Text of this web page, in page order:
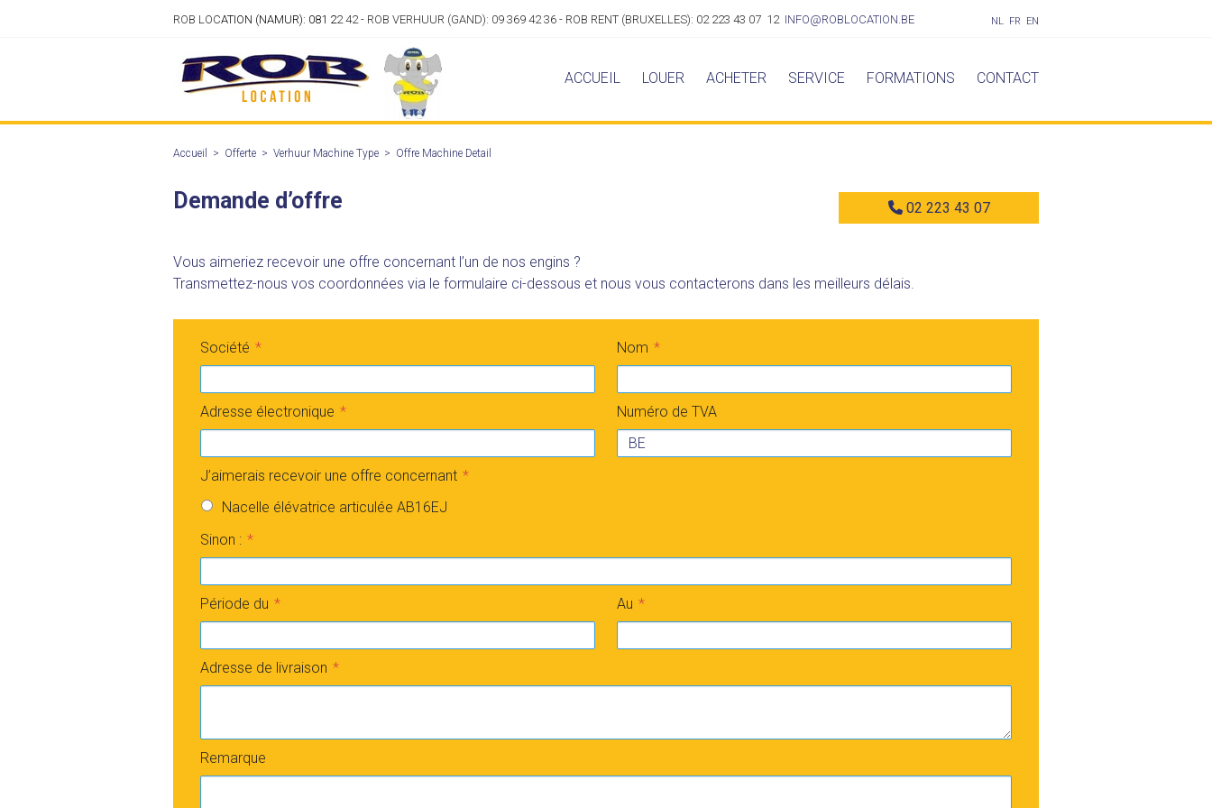
ROB LOCATION (NAMUR): 081 22 42 - ROB VERHUUR (GAND): 09 369 42 36 - ROB RENT (BRUXELLES): 02 223 43 07 12 INFO@ROBLOCATION.BE NL FR EN
ACCUEIL LOUER ACHETER SERVICE FORMATIONS CONTACT
Accueil > Offerte > Verhuur Machine Type > Offre Machine Detail
Demande d’offre 02 223 43 07
Vous aimeriez recevoir une offre concernant l’un de nos engins ?
Transmettez-nous vos coordonnées via le formulaire ci-dessous et nous vous contacterons dans les meilleurs délais.
Société Nom
Adresse électronique Numéro de TVA
J’aimerais recevoir une offre concernant
Nacelle élévatrice articulée AB16EJ
Sinon :
Période du Au
Adresse de livraison
Remarque